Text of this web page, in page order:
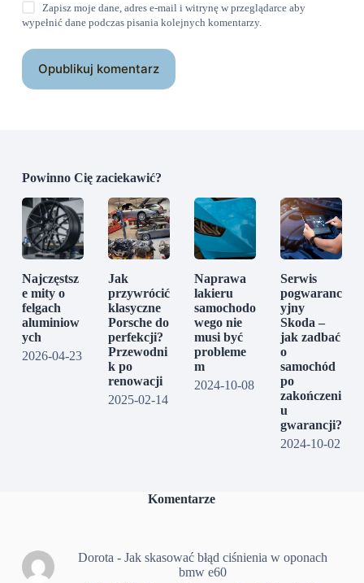
Zapisz moje dane, adres e-mail i witrynę w przeglądarce aby
wypełnić dane podczas pisania kolejnych komentarzy.
Opublikuj komentarz
Powinno Cię zaciekawić?
Najczęstsz
e mity o
felgach
aluminiow
ych
2026-04-23
Jak
przywrócić
klasyczne
Porsche do
perfekcji?
Przewodni
k po
renowacji
2025-02-14
Naprawa
lakieru
samochodo
wego nie
musi być
probleme
m
2024-10-08
Serwis
pogwaranc
yjny
Skoda –
jak zadbać
o
samochód
po
zakończeni
u
gwarancji?
2024-10-02
Komentarze
Dorota -Jak skasować błąd ciśnienia w oponach
bmw e60